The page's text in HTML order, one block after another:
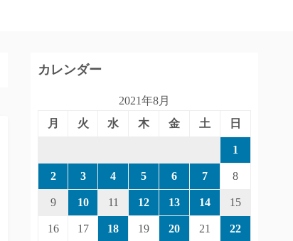
カレンダー
2021年8月
月
火 水 木 金 土 日
1
2 3 4 5 6 7 8
9 10 11 12 13 14 15
16 17 18 19 20 21 22